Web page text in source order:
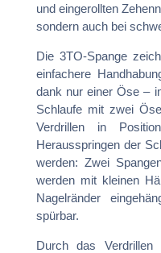
und eingerollten
sondern auch bei
Die 3TO-Spange
einfachere
dank nur einer Öse –
Schlaufe mit zwei
Verdrillen in
Herausspringen der
werden: Zwei
werden mit kleinen
Nagelränder
spürbar.
Durch das Verdrillen